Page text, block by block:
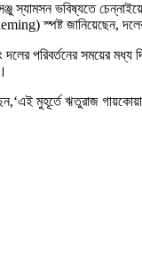
স্যামসন ভবিষ্যতে
স্পষ্ট জানিয়েছেন,
পরিবর্তনের সময়ের
মুহূর্তে ঋতুরাজ